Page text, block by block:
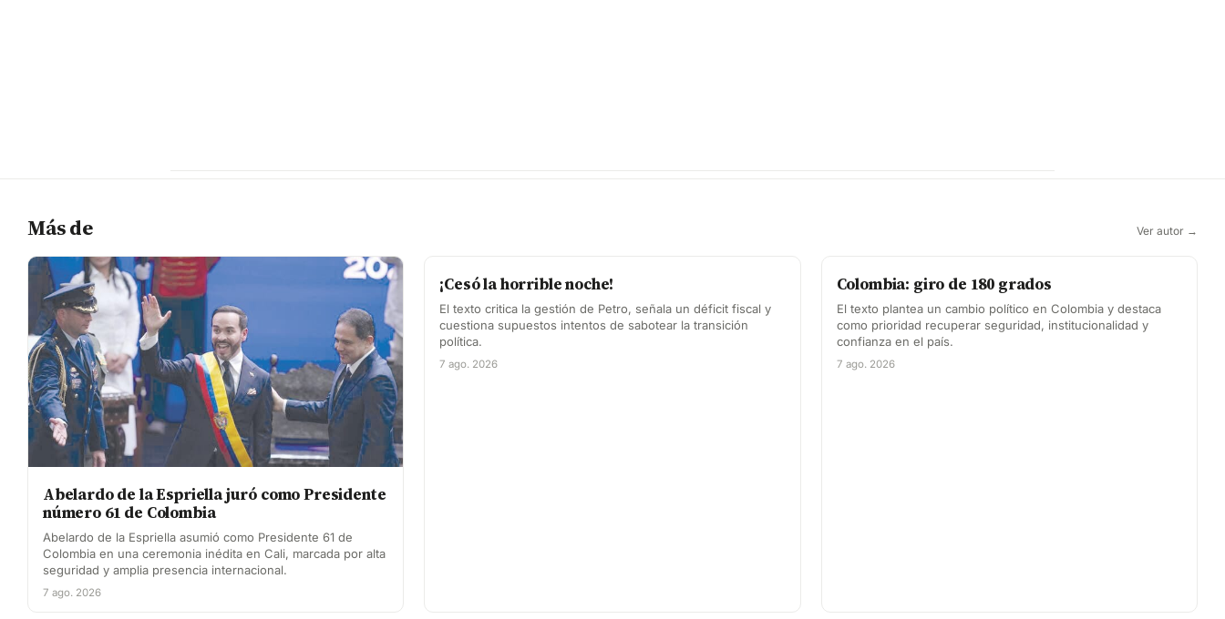
Más de Ver autor →
Abelardo de la Espriella juró como Presidente
número 61 de Colombia
Abelardo de la Espriella asumió como Presidente 61 de
Colombia en una ceremonia inédita en Cali, marcada por alta
seguridad y amplia presencia internacional.
7 ago. 2026
¡Cesó la horrible noche!
El texto critica la gestión de Petro, señala un déficit fiscal y
cuestiona supuestos intentos de sabotear la transición
política.
7 ago. 2026
Colombia: giro de 180 grados
El texto plantea un cambio político en Colombia y destaca
como prioridad recuperar seguridad, institucionalidad y
confianza en el país.
7 ago. 2026